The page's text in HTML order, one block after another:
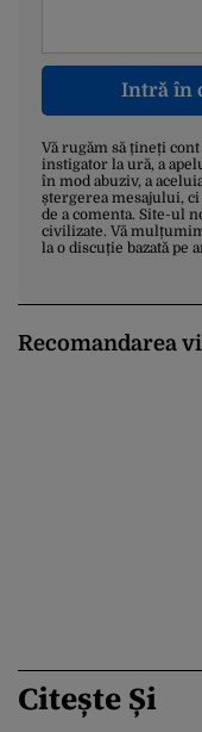
Intră în
Vă rugăm să țineți
instigator la ură, a
în mod abuziv, a
ștergerea mesajului,
de a comenta. Site-ul
civilizate. Vă
la o discuție bazată pe
Recomandarea
Citește Și